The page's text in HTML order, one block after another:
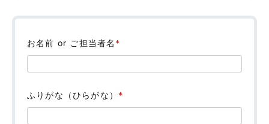
お名前 or ご担当者名 *
ふりがな（ひらがな） *